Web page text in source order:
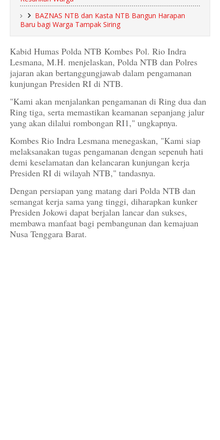
BAZNAS NTB dan Kasta NTB Bangun Harapan
Baru bagi Warga Tampak Siring
Kabid Humas Polda NTB Kombes Pol. Rio Indra
Lesmana, M.H. menjelaskan, Polda NTB dan Polres
jajaran akan bertanggungjawab dalam pengamanan
kunjungan Presiden RI di NTB.
"Kami akan menjalankan pengamanan di Ring dua dan
Ring tiga, serta memastikan keamanan sepanjang jalur
yang akan dilalui rombongan RI1," ungkapnya.
Kombes Rio Indra Lesmana menegaskan, "Kami siap
melaksanakan tugas pengamanan dengan sepenuh hati
demi keselamatan dan kelancaran kunjungan kerja
Presiden RI di wilayah NTB," tandasnya.
Dengan persiapan yang matang dari Polda NTB dan
semangat kerja sama yang tinggi, diharapkan kunker
Presiden Jokowi dapat berjalan lancar dan sukses,
membawa manfaat bagi pembangunan dan kemajuan
Nusa Tenggara Barat.